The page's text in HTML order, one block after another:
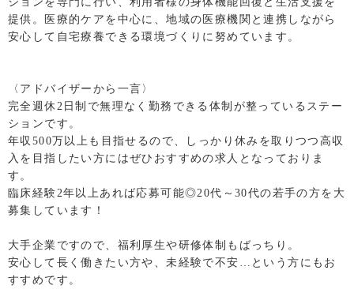
提供。医療的ケアを中心に、地域の医療機関と連携しながら
安心して自宅療養できる環境づくりに努めています。
〈アドバイザーから一言〉
完全週休2日制で無理なく勤務できる体制が整っているステー
ションです。
年収500万以上も目指せるので、しっかり休みを取りつつ高収
入を目指したい方にはぜひおすすめの求人となっておりま
す。
臨床経験2年以上あれば応募可能◎20代～30代の若手の方を大
募集しています！
大手企業ですので、福利厚生や研修体制もばっちり。
安心して長く働きたい方や、未経験で不安…という方にもお
すすめです。